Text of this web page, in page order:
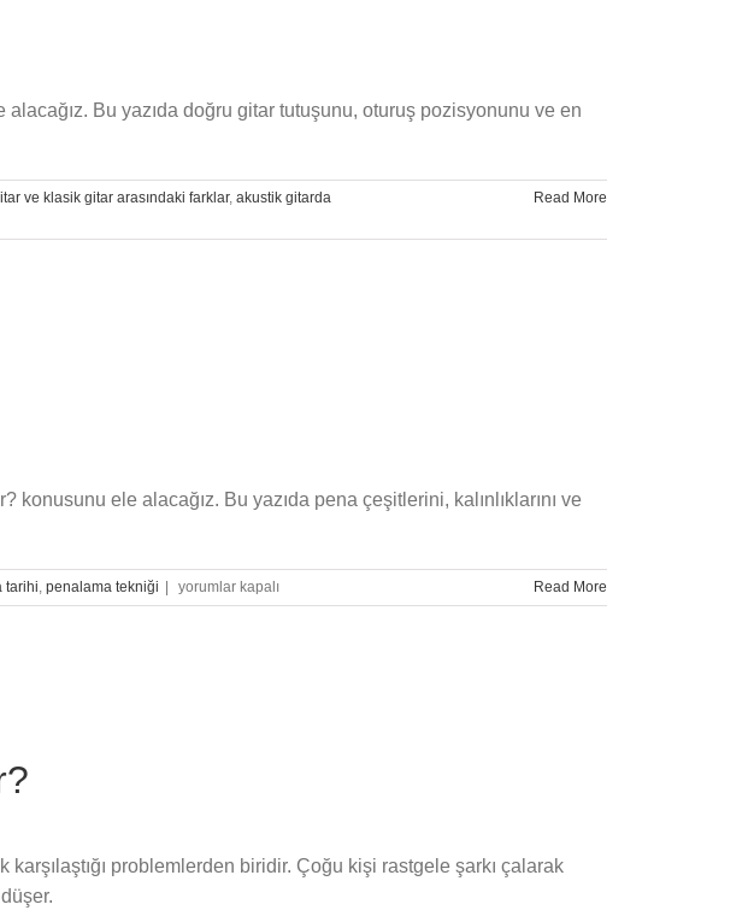
Bu yazıda doğru gitar tutuşunu, oturuş pozisyonunu ve en
ve klasik gitar arasındaki farklar, akustik gitarda
Read More
ele alacağız. Bu yazıda pena çeşitlerini, kalınlıklarını ve
tarihi penalama tekniği |
Gitarda
Doğru
yorumlar kapalı Read More
karşılaştığı problemlerden biridir. Çoğu kişi rastgele şarkı çalarak